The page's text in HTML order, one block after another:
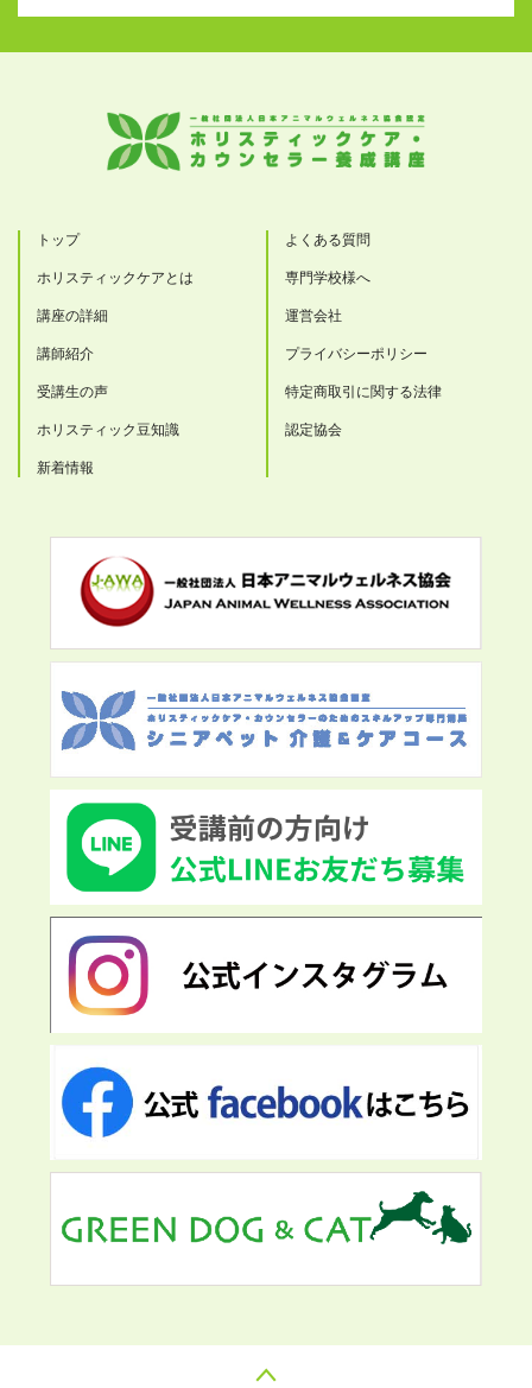
トップ
ホリスティックケアとは
講座の詳細
講師紹介
受講生の声
ホリスティック豆知識
新着情報
よくある質問
専門学校様へ
運営会社
プライバシーポリシー
特定商取引に関する法律
認定協会